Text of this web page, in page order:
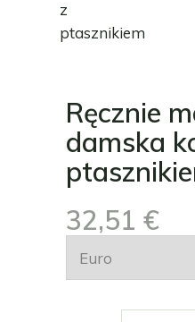
Ręcznie
damska
32,51 €